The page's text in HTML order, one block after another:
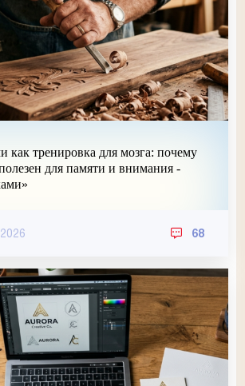
как тренировка для мозга: почему
для памяти и внимания -
68